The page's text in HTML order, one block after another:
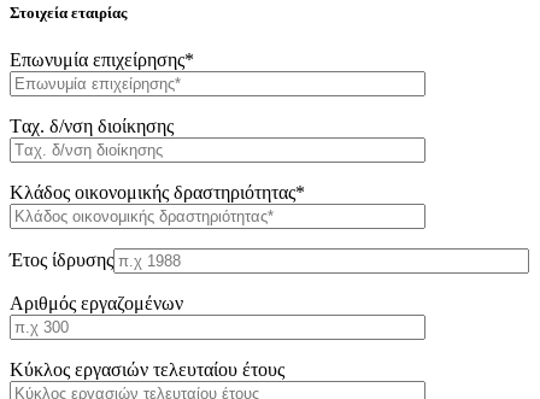
Στοιχεία εταιρίας
Επωνυμία επιχείρησης*
Tαχ. δ/νση διοίκησης
Κλάδος οικονομικής δραστηριότητας*
Έτος ίδρυσης
Αριθμός εργαζομένων
Κύκλος εργασιών τελευταίου έτους